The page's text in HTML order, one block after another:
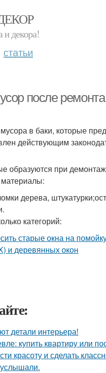
и декора!
статьи
после
в баки, которые
действующим
образуются при
дерева,
категорий:
детали интерьера!
купить квартиру или
красоту и сделать